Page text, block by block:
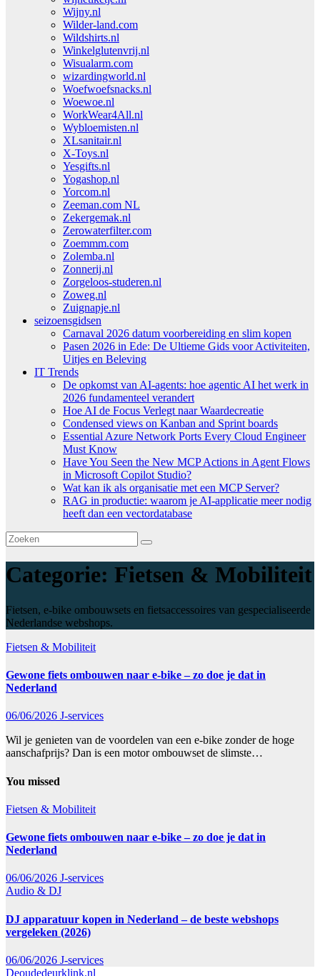
Wijny.nl
Wilder-land.com
Wildshirts.nl
Winkelglutenvrij.nl
Wisualarm.com
wizardingworld.nl
Woefwoefsnacks.nl
Woewoe.nl
WorkWear4All.nl
Wybloemisten.nl
XLsanitair.nl
X-Toys.nl
Yesgifts.nl
Yogashop.nl
Yorcom.nl
Zeeman.com NL
Zekergemak.nl
Zerowaterfilter.com
Zoemmm.com
Zolemba.nl
Zonnerij.nl
Zorgeloos-studeren.nl
Zoweg.nl
Zuignapje.nl
seizoensgidsen
Carnaval 2026 datum voorbereiding en slim kopen
Pasen 2026 in Ede: De Ultieme Gids voor Activiteiten,
Uitjes en Beleving
IT Trends
De opkomst van AI-agents: hoe agentic AI het werk in
2026 fundamenteel verandert
Hoe AI de Focus Verlegt naar Waardecreatie
Condensed views on Kanban and Sprint boards
Essential Azure Network Ports Every Cloud Engineer
Must Know
Have You Seen the New MCP Actions in Agent Flows
in Microsoft Copilot Studio?
Wat kan ik als organisatie met een MCP Server?
RAG in productie: waarom je AI-applicatie meer nodig
heeft dan een vectordatabase
Categorie: Fietsen & Mobiliteit
Fietsen, e-bike ombouwsets en fietsaccessoires van gespecialiseerde
Nederlandse webshops.
Fietsen & Mobiliteit
Gewone fiets ombouwen naar e-bike – zo doe je dat in
Nederland
06/06/2026 J-services
Wil je genieten van de voordelen van een e-bike zonder de hoge
aanschafprijs? Dan is een motor ombouwset de slimste…
You missed
Fietsen & Mobiliteit
Gewone fiets ombouwen naar e-bike – zo doe je dat in
Nederland
06/06/2026 J-services
Audio & DJ
DJ apparatuur kopen in Nederland – de beste webshops
vergeleken (2026)
06/06/2026 J-services
Deoudedeurklink.nl